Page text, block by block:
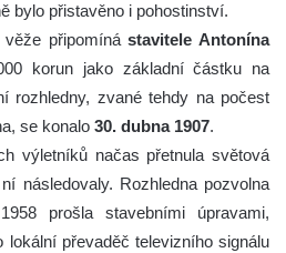
bylo přistavěno i pohostinství.
věže připomínástavitele Antonína
korun jako základní částku na
rozhledny, zvané tehdy na počest
se konalo 30. dubna 1907.
výletníků načas přetnula světová
následovaly. Rozhledna pozvolna
prošla stavebními úpravami,
lokální převaděč televizního signálu